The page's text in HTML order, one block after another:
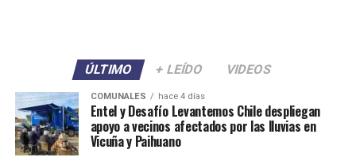
ÚLTIMO + LEÍDO VIDEOS
COMUNALES hace 4 días
Entel y Desafío Levantemos Chile despliegan
apoyo a vecinos afectados por las lluvias en
Vicuña y Paihuano